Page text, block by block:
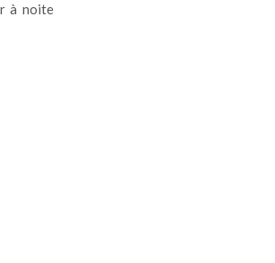
à noite